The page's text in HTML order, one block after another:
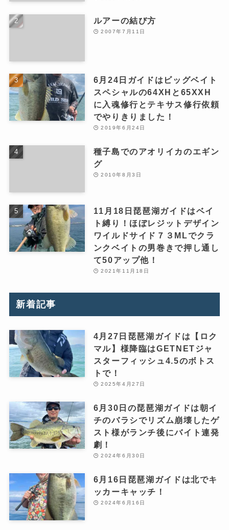
ルアーの結び方
2007年7月11日
6月24日ガイドはビッグベイト
スペシャルの64XHと65XXH
に入魂修行とテキサス修行依頼
でやりきりました！
2019年6月24日
種子島でのアオリイカのエギン
グ
2010年8月3日
11月18日琵琶湖ガイドはベイ
ト縛り！ほぼレジットデザイン
ワイルドサイド７３MLでクラ
ンクベイトの男巻きで押し通し
て50アップ他！
2021年11月18日
新着記事
4月27日琵琶湖ガイドは【ロク
マル】様降臨はGETNETジャ
スターフィッシュ4.5のボトス
トで！
2025年4月27日
6月30日の琵琶湖ガイドは朝イ
チのバラシでリズム崩壊したゲ
スト様がランチ後にバイト連発
劇！
2024年6月30日
6月16日琵琶湖ガイドは北でキ
ッカーキャッチ！
2024年6月16日